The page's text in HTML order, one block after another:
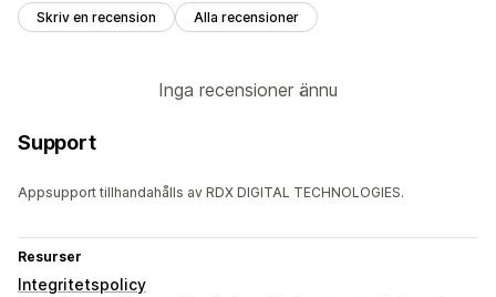
Skriv en recension Alla recensioner
Inga recensioner ännu
Support
Appsupport tillhandahålls av RDX DIGITAL TECHNOLOGIES.
Resurser
Integritetspolicy